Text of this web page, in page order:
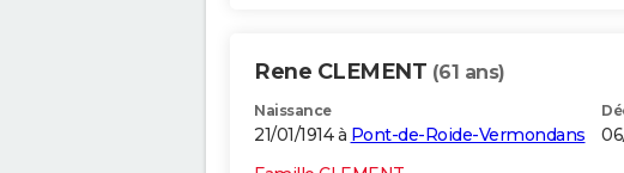
Rene CLEMENT (61 ans)
Naissance
21/01/1914 à Pont-de-Roide-Vermondans